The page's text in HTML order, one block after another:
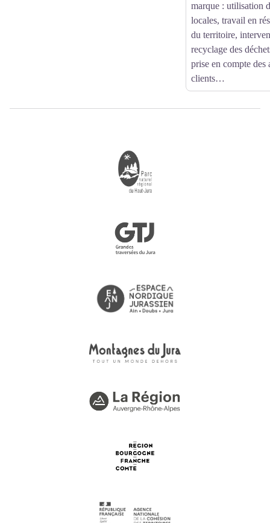
marque : utilisation
locales, travail en
du territoire,
recyclage des
prise en compte des
clients…